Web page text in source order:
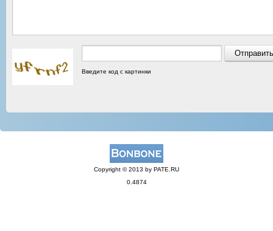
Введите код с картинки
Copyright © 2013 by PATE.RU
0.4874